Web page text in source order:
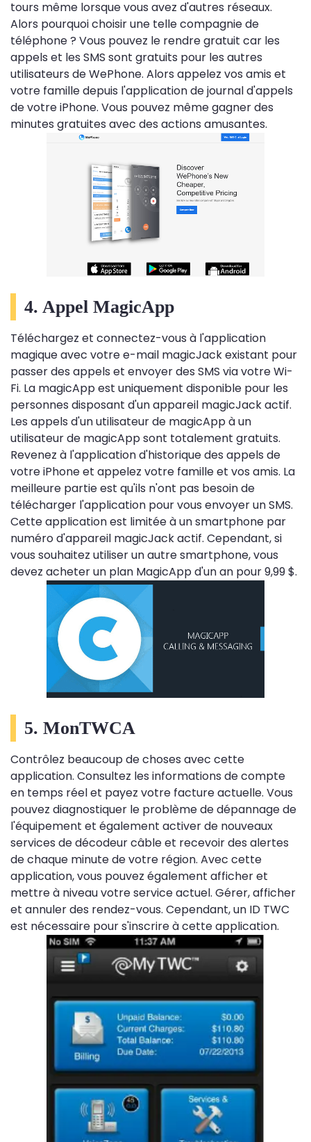
tours même lorsque vous avez d'autres réseaux.
Alors pourquoi choisir une telle compagnie de
téléphone ? Vous pouvez le rendre gratuit car les
appels et les SMS sont gratuits pour les autres
utilisateurs de WePhone. Alors appelez vos amis et
votre famille depuis l'application de journal d'appels
de votre iPhone. Vous pouvez même gagner des
minutes gratuites avec des actions amusantes.
4. Appel MagicApp
Téléchargez et connectez-vous à l'application
magique avec votre e-mail magicJack existant pour
passer des appels et envoyer des SMS via votre Wi-
Fi. La magicApp est uniquement disponible pour les
personnes disposant d'un appareil magicJack actif.
Les appels d'un utilisateur de magicApp à un
utilisateur de magicApp sont totalement gratuits.
Revenez à l'application d'historique des appels de
votre iPhone et appelez votre famille et vos amis. La
meilleure partie est qu'ils n'ont pas besoin de
télécharger l'application pour vous envoyer un SMS.
Cette application est limitée à un smartphone par
numéro d'appareil magicJack actif. Cependant, si
vous souhaitez utiliser un autre smartphone, vous
devez acheter un plan MagicApp d'un an pour 9,99 $.
5. MonTWCA
Contrôlez beaucoup de choses avec cette
application. Consultez les informations de compte
en temps réel et payez votre facture actuelle. Vous
pouvez diagnostiquer le problème de dépannage de
l'équipement et également activer de nouveaux
services de décodeur câble et recevoir des alertes
de chaque minute de votre région. Avec cette
application, vous pouvez également afficher et
mettre à niveau votre service actuel. Gérer, afficher
et annuler des rendez-vous. Cependant, un ID TWC
est nécessaire pour s'inscrire à cette application.